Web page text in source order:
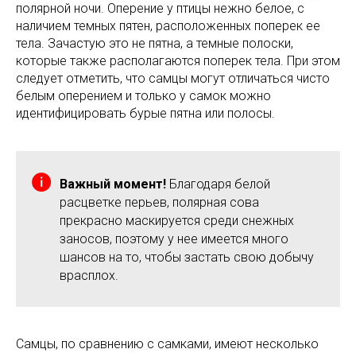
полярной ночи. Оперение у птицы нежно белое, с
наличием темных пятен, расположенных поперек ее
тела. Зачастую это не пятна, а темные полоски,
которые также располагаются поперек тела. При этом
следует отметить, что самцы могут отличаться чисто
белым оперением и только у самок можно
идентифицировать бурые пятна или полосы.
Важный момент! Благодаря белой
расцветке перьев, полярная сова
прекрасно маскируется среди снежных
заносов, поэтому у нее имеется много
шансов на то, чтобы застать свою добычу
врасплох.
Самцы, по сравнению с самками, имеют несколько